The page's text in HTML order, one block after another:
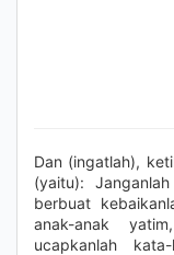
Dan (ingatlah),
(yaitu):
berbuat
anak-anak
ucapkanlah